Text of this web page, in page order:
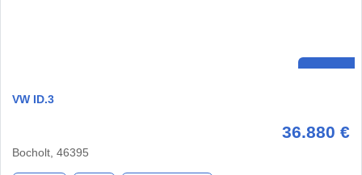
VW ID.3
36.880 €
Bocholt, 46395